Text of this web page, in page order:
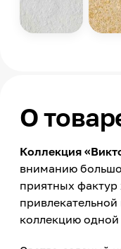
О
Коллекция
вниманию
приятных
привлекательной
коллекцию